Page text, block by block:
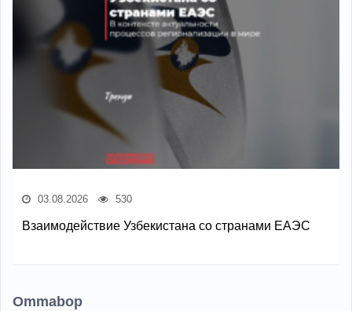
03.08.2026 530
Взаимодействие Узбекистана со странами ЕАЭС
Ommabop